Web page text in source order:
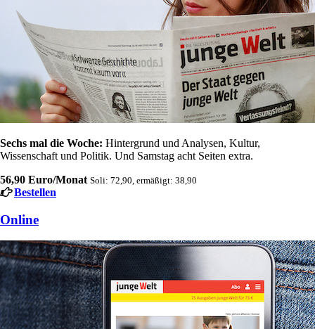
Sechs mal die Woche: Hintergrund und Analysen, Kultur,
Wissenschaft und Politik. Und Samstag acht Seiten extra.
56,90 Euro/Monat Soli: 72,90, ermäßigt: 38,90
Bestellen
Online